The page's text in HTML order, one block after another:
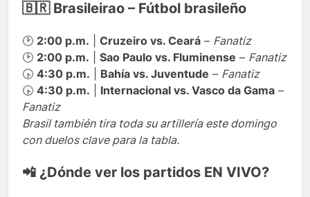
🇧🇷 Brasileirao – Fútbol brasileño
🕑 2:00 p.m. Cruzeiro vs. Ceará – Fanatiz
🕑 2:00 p.m. Sao Paulo vs. Fluminense – Fanatiz
🕟 4:30 p.m. Bahía vs. Juventude – Fanatiz
🕟 4:30 p.m. Internacional vs. Vasco da Gama –
Fanatiz
Brasil también tira toda su artillería este domingo
con duelos clave para la tabla.
📲 ¿Dónde ver los partidos EN VIVO?